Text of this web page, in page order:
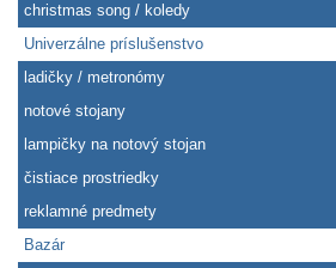
christmas song / koledy
Univerzálne príslušenstvo
ladičky / metronómy
notové stojany
lampičky na notový stojan
čistiace prostriedky
reklamné predmety
Bazár